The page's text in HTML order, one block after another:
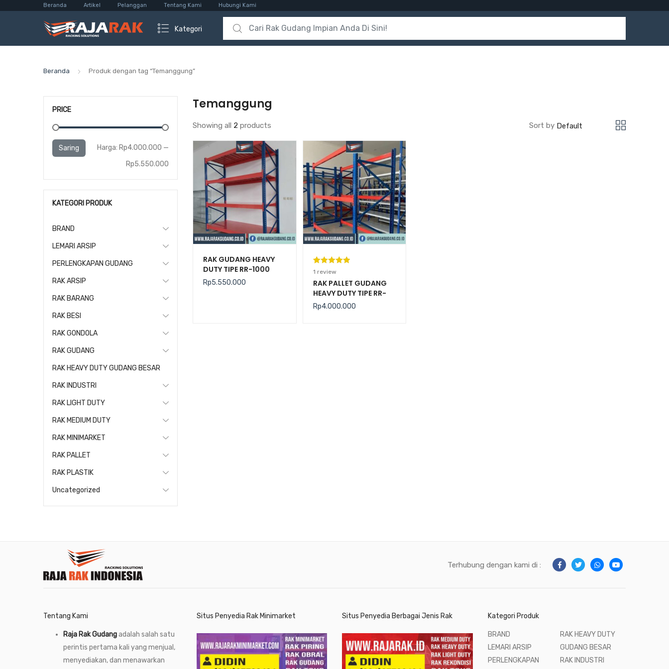
Beranda Artikel Pelanggan Tentang Kami Hubungi Kami
Kategori
Search for:
Beranda Produk dengan tag “Temanggung”
Temanggung
Showing all 2 products Sort by
RAK GUDANG HEAVY
DUTY TIPE RR-1000
Rp5.550.000
Peringkat
5.00dari 5
berdasarka
n
1
penilaian
1 review
RAK PALLET GUDANG
HEAVY DUTY TIPE RR-
2000 KAPASITAS 2
TON / LEVEL
Rp4.000.000
PRICE
Saring Harga: Rp4.000.000 —
Rp5.550.000
KATEGORI PRODUK
BRAND
LEMARI ARSIP
PERLENGKAPAN GUDANG
RAK ARSIP
RAK BARANG
RAK BESI
RAK GONDOLA
RAK GUDANG
RAK HEAVY DUTY GUDANG BESAR
RAK INDUSTRI
RAK LIGHT DUTY
RAK MEDIUM DUTY
RAK MINIMARKET
RAK PALLET
RAK PLASTIK
Uncategorized
Terhubung dengan kami di :
Tentang Kami
Raja Rak Gudangadalah salah satu
perintis pertama kali yang menjual,
menyediakan, dan menawarkan
Situs Penyedia Rak Minimarket Situs Penyedia Berbagai Jenis Rak Kategori Produk
BRAND
LEMARI ARSIP
PERLENGKAPAN
RAK HEAVY DUTY
GUDANG BESAR
RAK INDUSTRI